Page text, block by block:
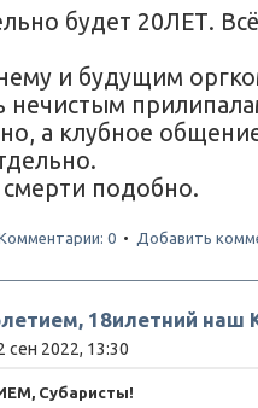
будет 20ЛЕТ.
и будущим
нечистым
а клубное
подобно.
0 • Добавить
18илетний наш
сен 2022, 13:30
Субаристы!